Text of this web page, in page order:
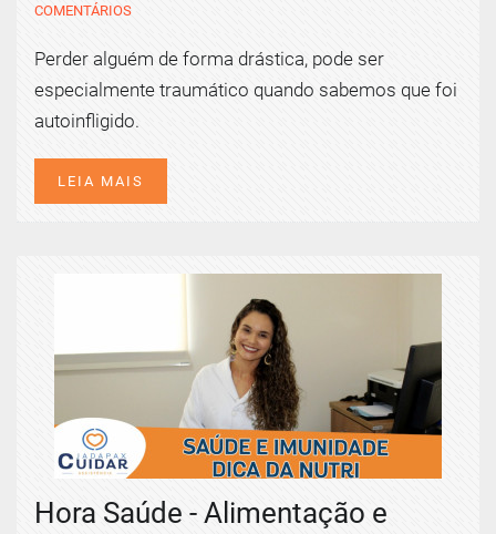
COMENTÁRIOS
Perder alguém de forma drástica, pode ser
especialmente traumático quando sabemos que foi
autoinfligido.
LEIA MAIS
Hora Saúde - Alimentação e